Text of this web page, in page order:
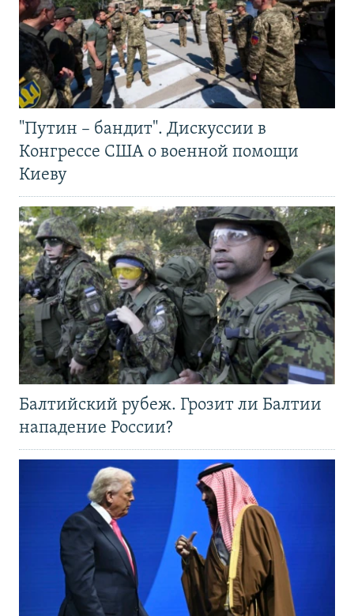
"Путин – бандит". Дискуссии в
Конгрессе США о военной помощи
Киеву
Балтийский рубеж. Грозит ли Балтии
нападение России?